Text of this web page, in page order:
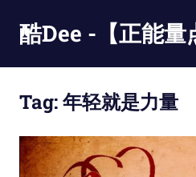
content
酷Dee -【正能量
最
有
更
Tag:年轻就是力量